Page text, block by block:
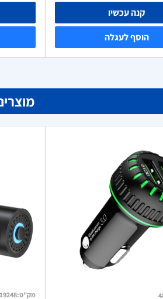
קנה עכשיו
הוסף לעגלה
מוצרים
מק"ט:
19248